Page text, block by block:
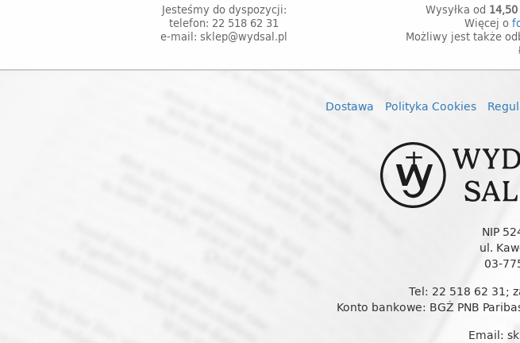
Jesteśmy do dyspozycji:
telefon: 22 518 62 31
e-mail: sklep@wydsal.pl
Wysyłka od 14,50
Więcej o
Możliwy jest także
Dostawa Polityka Cookies
NIP
ul.
03-
Tel: 22 518 62 31;
Konto bankowe: BGŻ PNB
Email: